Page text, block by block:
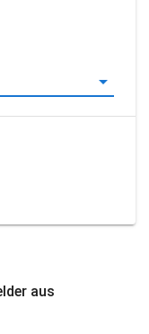
aus